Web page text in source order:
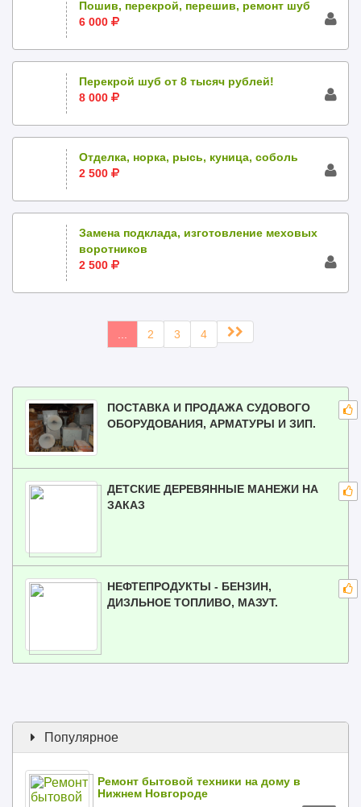
Пошив, перекрой, перешив, ремонт шуб
6 000
Перекрой шуб от 8 тысяч рублей!
8 000
Отделка, норка, рысь, куница, соболь
2 500
Замена подклада, изготовление меховых
воротников
2 500
2 3 4
ПОСТАВКА И ПРОДАЖА СУДОВОГО
ОБОРУДОВАНИЯ, АРМАТУРЫ И ЗИП.
ДЕТСКИЕ ДЕРЕВЯННЫЕ МАНЕЖИ НА
ЗАКАЗ
НЕФТЕПРОДУКТЫ - БЕНЗИН,
ДИЗЛЬНОЕ ТОПЛИВО, МАЗУТ.
Популярное
Ремонт бытовой техники на дому в
Нижнем Новгороде